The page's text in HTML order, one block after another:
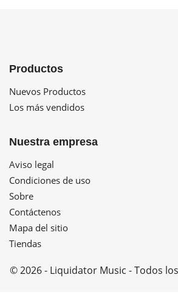
Productos
Nuevos Productos
Los más vendidos
Nuestra empresa
Aviso legal
Condiciones de uso
Sobre
Contáctenos
Mapa del sitio
Tiendas
© 2026 - Liquidator Music - Todos